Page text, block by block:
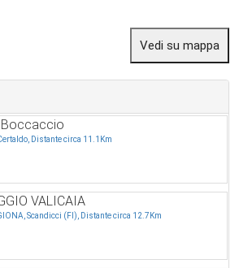
Distante circa 11.1Km
VALICAIA
Scandicci (FI), Distante circa 12.7Km